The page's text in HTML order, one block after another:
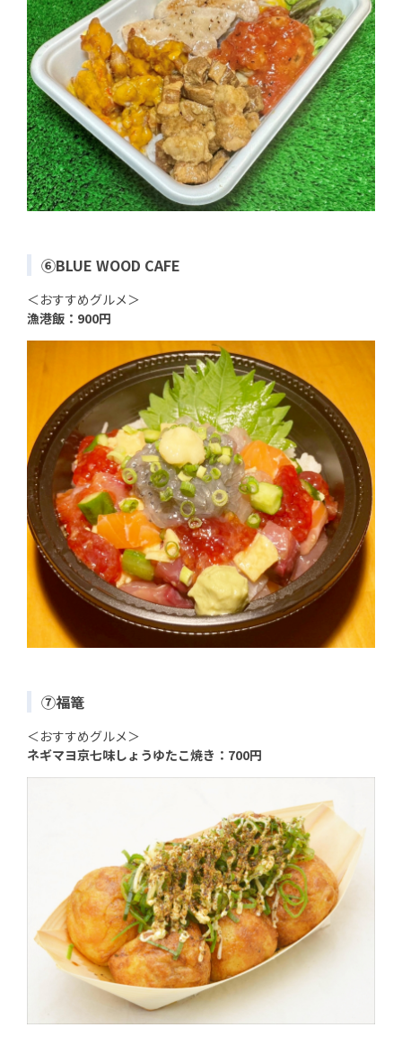
⑥BLUE WOOD CAFE
＜おすすめグルメ＞
漁港飯：900円
⑦福篭
＜おすすめグルメ＞
ネギマヨ京七味しょうゆたこ焼き：700円